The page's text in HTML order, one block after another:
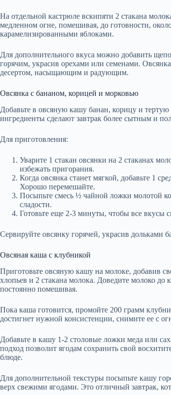
На отдельной кастрюле вскипяти 2 стакана
медленном огне, помешивая, до готовности,
карамелизированными яблоками.
Для дополнительного вкуса можно добавить
горячим, украсив орехами или семенами.
десертом, насыщающим и радующим.
Овсянка с бананом, корицей и морковью
Добавьте в овсяную кашу банан, корицу и
ингредиенты сделают завтрак более сытным и
Для приготовления:
Уварите 1 стакан овсянки на 2 стаканах
избежать пригорания.
Когда овсянка станет мягкой, добавьте 1
Хорошо перемешайте.
Посыпьте смесь ½ чайной ложки молотой
сладости.
Готовьте еще 2-3 минуты, чтобы все вкусы
Сервируйте овсянку горячей, украсив дольками
Овсяная каша с клубникой
Приготовьте овсяную кашу на молоке, добавив
хлопьев и 2 стакана молока. Доведите молоко до
постоянно помешивая.
Пока каша готовится, промойте 200 грамм
достигнет нужной консистенции, снимите ее с
Добавьте в кашу 1-2 столовые ложки меда или
подход позволит ягодам сохранить свой
блюде.
Для дополнительной текстуры посыпьте кашу
верх свежими ягодами. Это отличный завтрак,